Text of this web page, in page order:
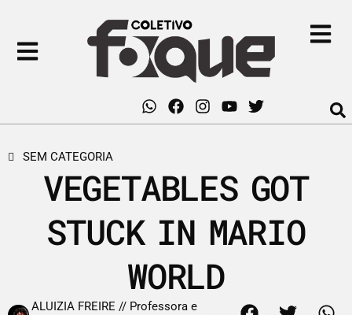
SEM CATEGORIA
VEGETABLES GOT
STUCK IN MARIO
WORLD
ALUIZIA FREIRE // Professora e